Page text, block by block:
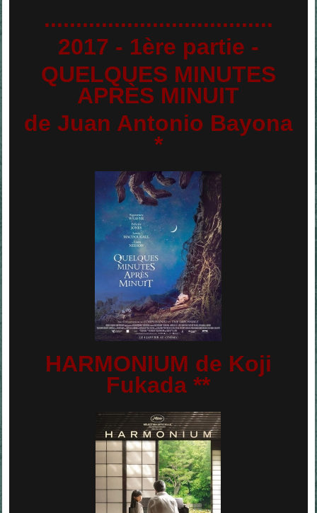
....................................
2017 - 1ère partie -
QUELQUES MINUTES
APRÈS MINUIT
de Juan Antonio Bayona
*
HARMONIUM de Koji
Fukada **